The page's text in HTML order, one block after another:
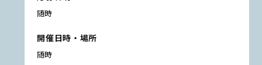
随時
開催日時・場所
随時